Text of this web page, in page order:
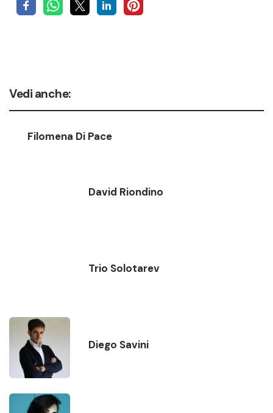
Vedi anche:
Filomena Di Pace
David Riondino
Trio Solotarev
Diego Savini